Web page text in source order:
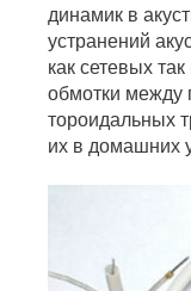
динамик в
устранений
как сетевых
обмотки между
тороидальных
их в домашних